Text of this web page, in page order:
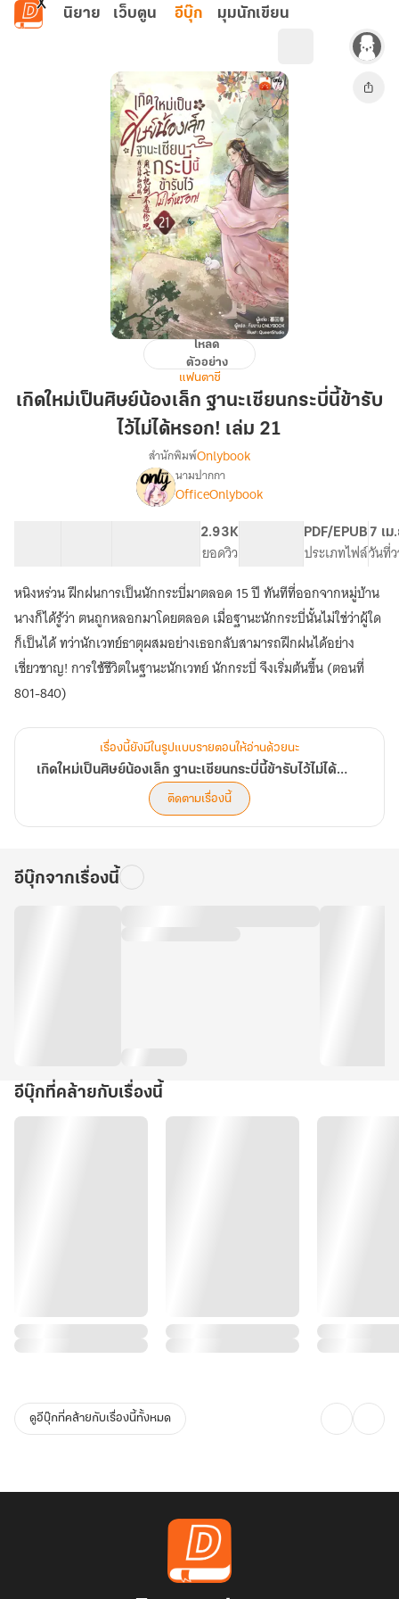
ข้ามไปยังเนื้อหาหลัก
นิยาย เว็บตูน อีบุ๊ก มุมนักเขียน
เป็น
ศิษย์
น้อง
ฐานะ
เซียน
กระบี่
ข้า
รับ
ไม่
ได้
หรอก!
โหลด
ตัวอย่าง
แฟนตาซี
เกิดใหม่เป็นศิษย์น้องเล็ก ฐานะเซียนกระบี่นี้ข้ารับ
ไว้ไม่ได้หรอก! เล่ม 21
เรื่อง
เกิด
ใหม่
เป็น
ศิษย์
น้อง
เล็ก
ฐานะ
เซียน
กระบี่
นี้
ข้า
ไม่
ได้
หรอก!
สำนักพิมพ์Onlybook
นามปากกา
OfficeOnlybook
2.93K
ยอดวิว
PDF/EPUB
ประเภทไฟล์
7 เ
วันที่
หนิงหร่วน ฝึกฝนการเป็นนักกระบี่มาตลอด 15 ปี ทันทีที่ออกจากหมู่บ้าน
นางก็ได้รู้ว่า ตนถูกหลอกมาโดยตลอด เมื่อฐานะนักกระบี่นั้นไม่ใช่ว่าผู้ใด
ก็เป็นได้ ทว่านักเวทย์ธาตุผสมอย่างเธอกลับสามารถฝึกฝนได้อย่าง
เชี่ยวชาญ! การใช้ชีวิตในฐานะนักเวทย์ นักกระบี่ จึงเริ่มต้นขึ้น (ตอนที่
801-840)
เรื่องนี้ยังมีในรูปแบบรายตอนให้อ่านด้วยนะ
เกิดใหม่เป็นศิษย์น้องเล็ก ฐานะเซียนกระบี่นี้ข้ารับไว้ไม่ได้หรอก!
ติดตามเรื่องนี้
อีบุ๊กจากเรื่องนี้
อีบุ๊กที่คล้ายกับเรื่องนี้
ดูอีบุ๊กที่คล้ายกับเรื่องนี้ทั้งหมด